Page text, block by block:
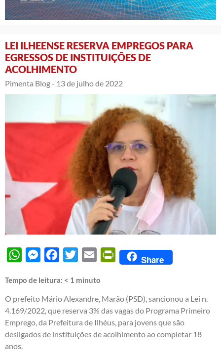
LEI ILHEENSE RESERVA EMPREGOS PARA
EGRESSOS DE INSTITUIÇÕES DE
ACOLHIMENTO
Pimenta Blog - 13 de julho de 2022
WhatsAppMessengerFacebook
Twitter Email PrintFriendly
Share
Tempo de leitura: < 1 minuto
O prefeito Mário Alexandre, Marão (PSD), sancionou a Lei n.
4.169/2022, que reserva 3% das vagas do Programa Primeiro
Emprego, da Prefeitura de Ilhéus, para jovens que são
desligados de instituições de acolhimento ao completar 18
anos.